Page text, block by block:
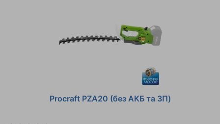
Procraft PZA20 (без АКБ та ЗП)